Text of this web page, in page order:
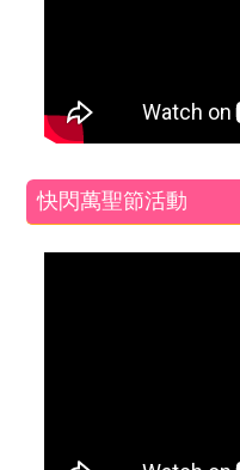
快閃萬聖節活動